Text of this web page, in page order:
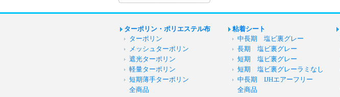
ターポリン・ポリエステル布
ターポリン
メッシュターポリン
遮光ターポリン
軽量ターポリン
短期薄手ターポリン
全商品
粘着シート
中長期 塩ビ裏グレー
長期 塩ビ裏グレー
短期 塩ビ裏グレー
短期 塩ビ裏グレーラミなし
中長期 IJHエアーフリー
全商品